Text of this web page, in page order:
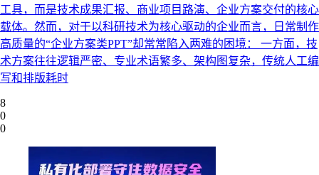
工具，而是技术成果汇报、商业项目路演、企业方案交付的核心
载体。然而，对于以科研技术为核心驱动的企业而言，日常制作
高质量的“企业方案类PPT”却常常陷入两难的困境： 一方面，技
术方案往往逻辑严密、专业术语繁多、架构图复杂，传统人工编
写和排版耗时
8
0
0